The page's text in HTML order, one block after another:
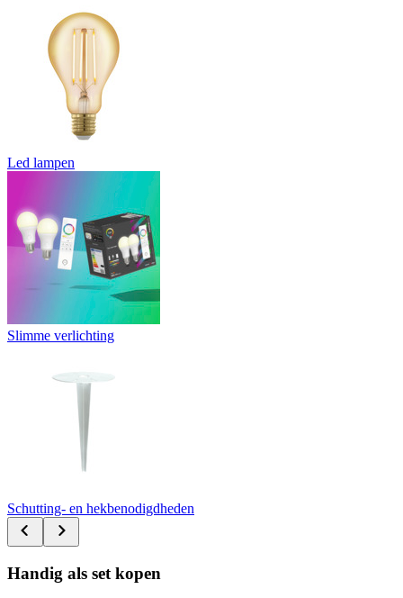
Led lampen
Slimme verlichting
Schutting- en hekbenodigdheden
Handig als set kopen